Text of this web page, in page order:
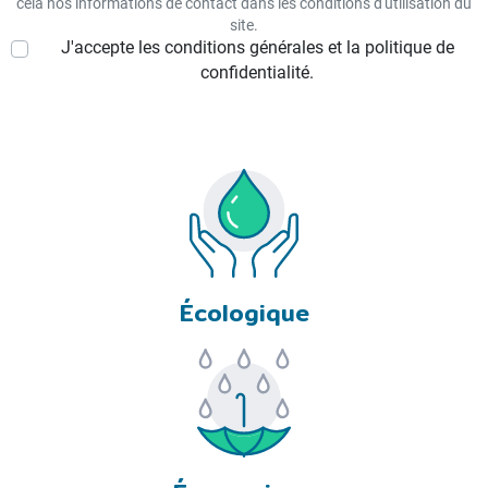
Voici quelques-uns des avantages d'un investissement dans une
citerne souple de récupération d'eau de pluie :
le stockage de l'eau de pluie peuvent vous aider à réduire votre
dépendance à l'égard des sources d'eau municipales, ce qui peut
vous faire économiser de l'argent sur votre facture d'eau
2. Économiser l'eau et aider l'environnement : L'un des
principaux avantages d'unrécupérateur d'eau de pluie
permet de conserver l'eau. Dans un monde où les pénuries d'eau
sont de plus en plus fréquentes, il s'agit d'une considération
3. Se préparer aux sécheresses et aux pénuries d'eau : Si vous
vivez dans une région sujette aux sécheresses, ou si vous voulez
site.
J'accepte les conditions générales et la politique de
confidentialité.
Écologique